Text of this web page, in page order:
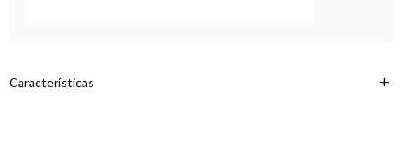
Características